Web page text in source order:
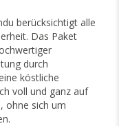
berücksichtigt alle
Das Paket
durch
köstliche
voll und ganz auf
ohne sich um